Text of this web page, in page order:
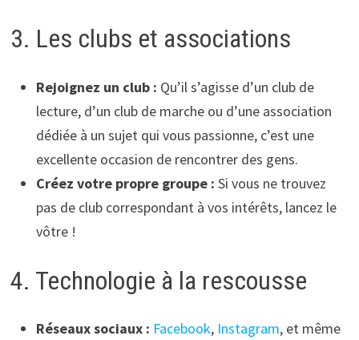
3. Les clubs et associations
Rejoignez un club : Qu’il s’agisse d’un club de
lecture, d’un club de marche ou d’une association
dédiée à un sujet qui vous passionne, c’est une
excellente occasion de rencontrer des gens.
Créez votre propre groupe : Si vous ne trouvez
pas de club correspondant à vos intérêts, lancez le
vôtre !
4. Technologie à la rescousse
Réseaux sociaux : Facebook, Instagram, et même